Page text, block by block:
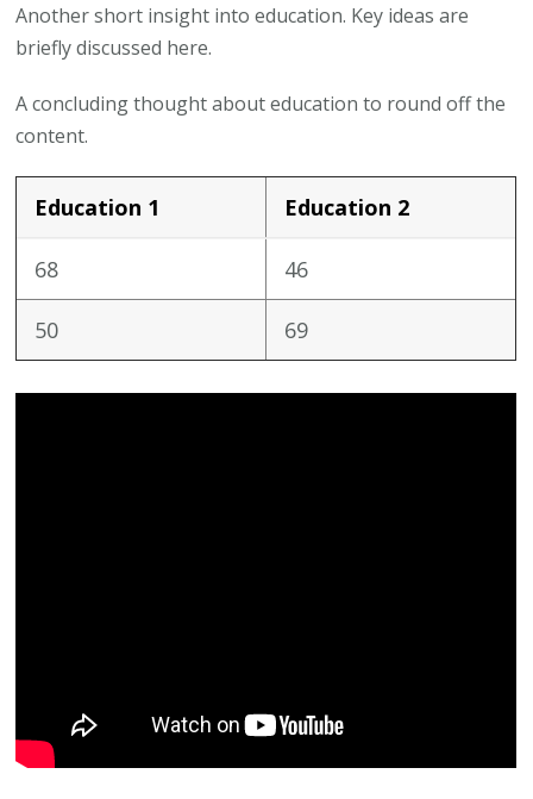
Another short insight into education. Key ideas are
briefly discussed here.
A concluding thought about education to round off the
content.
Education 1 Education 2
68 46
50 69